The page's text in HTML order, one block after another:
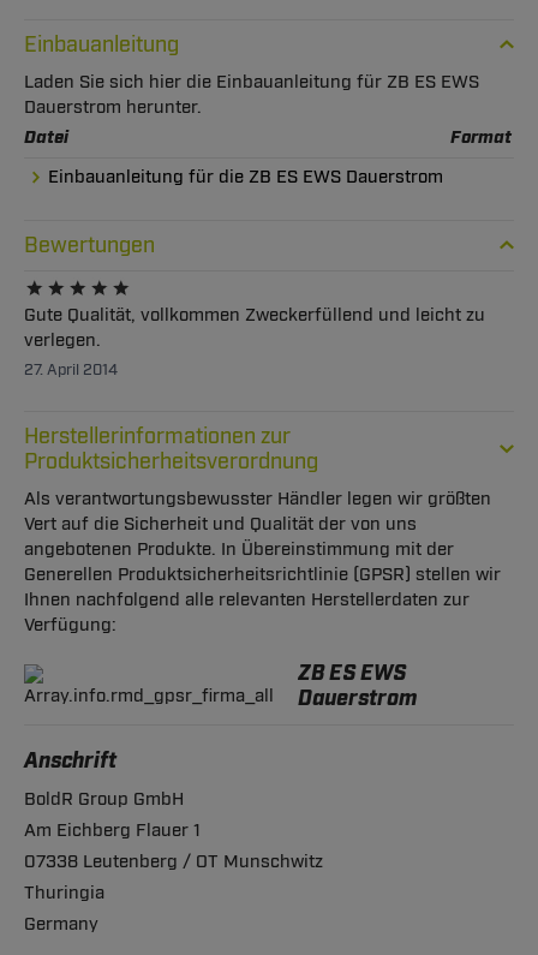
Einbauanleitung
Laden Sie sich hier die Einbauanleitung für ZB ES EWS
Dauerstrom herunter.
Datei Format
Einbauanleitung für die ZB ES EWS Dauerstrom
Bewertungen
Gute Qualität, vollkommen Zweckerfüllend und leicht zu
verlegen.
27. April 2014
Herstellerinformationen zur
Produktsicherheitsverordnung
Als verantwortungsbewusster Händler legen wir größten
Vert auf die Sicherheit und Qualität der von uns
angebotenen Produkte. In Übereinstimmung mit der
Generellen Produktsicherheitsrichtlinie (GPSR) stellen wir
Ihnen nachfolgend alle relevanten Herstellerdaten zur
Verfügung:
ZB ES EWS
Dauerstrom
Anschrift
BoldR Group GmbH
Am Eichberg Flauer 1
07338 Leutenberg / OT Munschwitz
Thuringia
Germany